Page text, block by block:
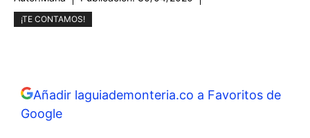
¡TE CONTAMOS!
Añadir laguiademonteria.co a Favoritos de
Google